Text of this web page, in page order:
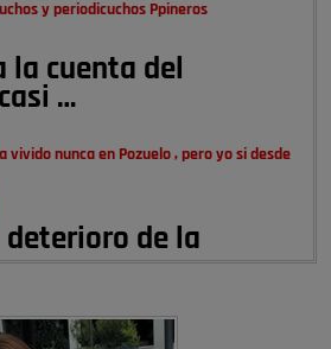
y periodicuchos Ppineros
la cuenta del
…
vivido nunca en Pozuelo , pero yo si desde
deterioro de la
vivienda para familias con hijos y no